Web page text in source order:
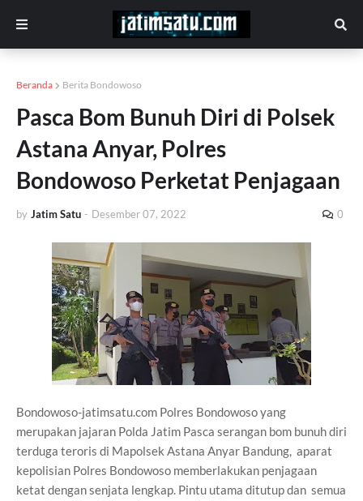
Beranda Berita Bondowoso
Pasca Bom Bunuh Diri di Polsek
Astana Anyar, Polres
Bondowoso Perketat Penjagaan
by Jatim Satu - Desember 07, 2022 0
Bondowoso-jatimsatu.com Polres Bondowoso yang
merupakan jajaran Polda Jatim Pasca serangan bom bunuh diri
terduga teroris di Mapolsek Astana Anyar Bandung, aparat
kepolisian Polres Bondowoso memberlakukan penjagaan
ketat dengan senjata lengkap. Pintu utama ditutup dan semua